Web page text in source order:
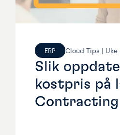
ERP Cloud Tips | Uke
Slik
kostpris på
Contracting